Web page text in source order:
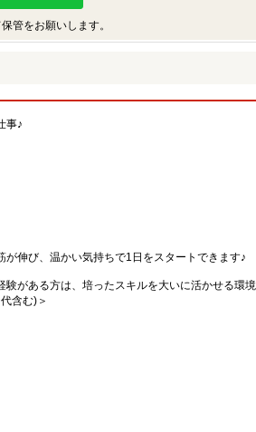
管をお願いします。
事♪
伸び、温かい気持ちで1日をスタートできます♪
験がある方は、培ったスキルを大いに活かせる環
含む)＞